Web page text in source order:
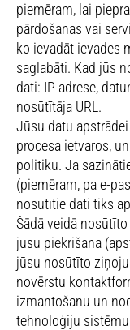
piemēram, lai
pārdošanas vai
ko ievadāt ievades
saglabāti. Kad jūs
dati: IP adrese,
nosūtītāja URL.
Jūsu datu
procesa ietvaros,
politiku. Ja
(piemēram, pa e-
nosūtītie dati tiks
Šādā veidā
jūsu piekrišana
jūsu nosūtīto
novērstu
izmantošanu un
tehnoloģiju